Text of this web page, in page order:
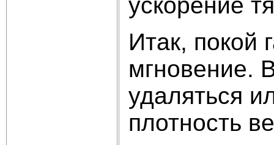
Итак, покой
мгновение.
удаляться
плотность